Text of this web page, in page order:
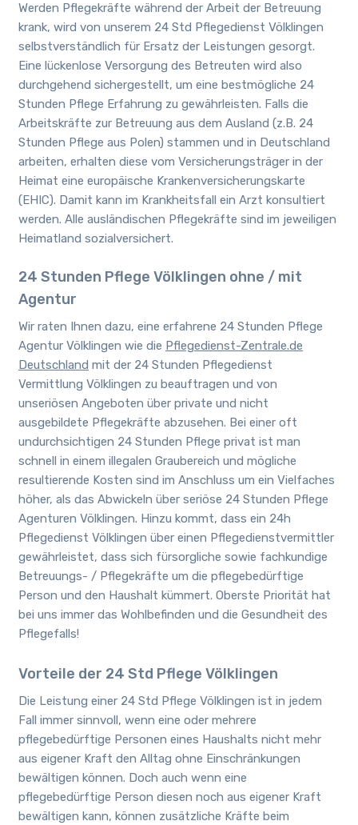
Werden Pflegekräfte während der Arbeit der Betreuung
krank, wird von unserem 24 Std Pflegedienst Völklingen
selbstverständlich für Ersatz der Leistungen gesorgt.
Eine lückenlose Versorgung des Betreuten wird also
durchgehend sichergestellt, um eine bestmögliche 24
Stunden Pflege Erfahrung zu gewährleisten. Falls die
Arbeitskräfte zur Betreuung aus dem Ausland (z.B. 24
Stunden Pflege aus Polen) stammen und in Deutschland
arbeiten, erhalten diese vom Versicherungsträger in der
Heimat eine europäische Krankenversicherungskarte
(EHIC). Damit kann im Krankheitsfall ein Arzt konsultiert
werden. Alle ausländischen Pflegekräfte sind im jeweiligen
Heimatland sozialversichert.
24 Stunden Pflege Völklingen ohne / mit
Agentur
Wir raten Ihnen dazu, eine erfahrene 24 Stunden Pflege
Agentur Völklingen wie die Pflegedienst-Zentrale.de
Deutschland mit der 24 Stunden Pflegedienst
Vermittlung Völklingen zu beauftragen und von
unseriösen Angeboten über private und nicht
ausgebildete Pflegekräfte abzusehen. Bei einer oft
undurchsichtigen 24 Stunden Pflege privat ist man
schnell in einem illegalen Graubereich und mögliche
resultierende Kosten sind im Anschluss um ein Vielfaches
höher, als das Abwickeln über seriöse 24 Stunden Pflege
Agenturen Völklingen. Hinzu kommt, dass ein 24h
Pflegedienst Völklingen über einen Pflegedienstvermittler
gewährleistet, dass sich fürsorgliche sowie fachkundige
Betreuungs- / Pflegekräfte um die pflegebedürftige
Person und den Haushalt kümmert. Oberste Priorität hat
bei uns immer das Wohlbefinden und die Gesundheit des
Pflegefalls!
Vorteile der 24 Std Pflege Völklingen
Die Leistung einer 24 Std Pflege Völklingen ist in jedem
Fall immer sinnvoll, wenn eine oder mehrere
pflegebedürftige Personen eines Haushalts nicht mehr
aus eigener Kraft den Alltag ohne Einschränkungen
bewältigen können. Doch auch wenn eine
pflegebedürftige Person diesen noch aus eigener Kraft
bewältigen kann, können zusätzliche Kräfte beim